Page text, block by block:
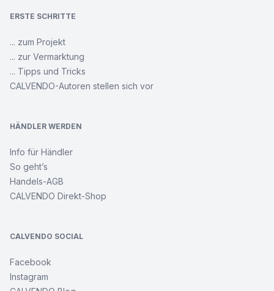
ERSTE SCHRITTE
... zum Projekt
... zur Vermarktung
... Tipps und Tricks
CALVENDO-Autoren stellen sich vor
HÄNDLER WERDEN
Info für Händler
So geht’s
Handels-AGB
CALVENDO Direkt-Shop
CALVENDO SOCIAL
Facebook
Instagram